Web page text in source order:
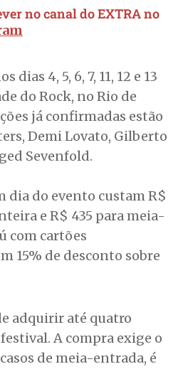
no canal do EXTRA no
dias 4, 5, 6, 7, 11, 12 e 13
do Rock, no Rio de
já confirmadas estão
Demi Lovato, Gilberto
Sevenfold.
dia do evento custam R$
e R$ 435 para meia-
com cartões
15% de desconto sobre
adquirir até quatro
A compra exige o
de meia-entrada, é